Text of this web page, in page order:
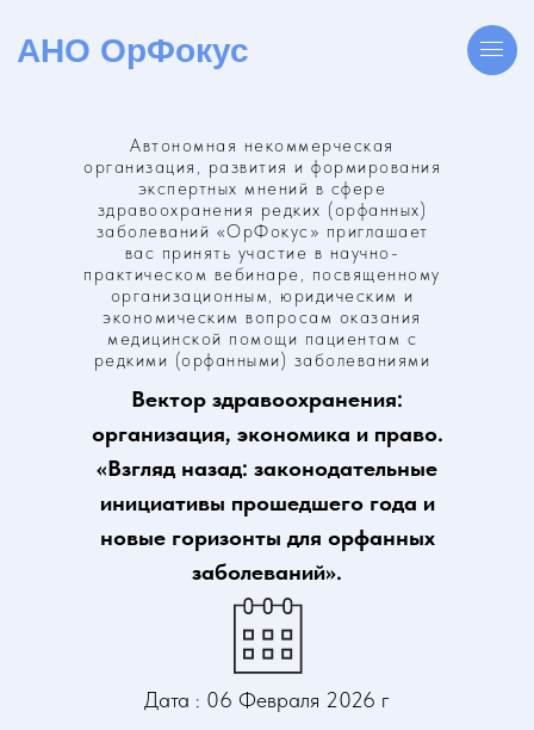
АНО ОрФокус
Автономная некоммерческая
организация, развития и формирования
экспертных мнений в сфере
здравоохранения редких (орфанных)
заболеваний «ОрФокус» приглашает
вас принять участие в научно-
практическом вебинаре, посвященному
организационным, юридическим и
экономическим вопросам оказания
медицинской помощи пациентам с
редкими (орфанными) заболеваниями
Дата : 06 Февраля 2026 г
Вектор здравоохранения:
организация, экономика и право.
«Взгляд назад: законодательные
инициативы прошедшего года и
новые горизонты для орфанных
заболеваний».